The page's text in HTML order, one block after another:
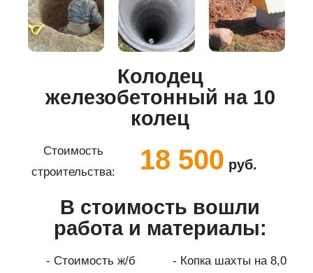
Колодец
железобетонный на 10
колец
Стоимость
строительства:
18 500 руб.
В стоимость вошли
работа и материалы:
- Стоимость ж/б
- Копка шахты на 8,0